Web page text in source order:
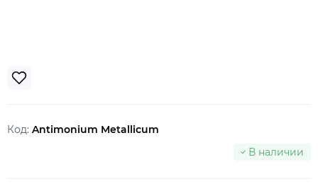
Код: Antimonium Metallicum
В наличии